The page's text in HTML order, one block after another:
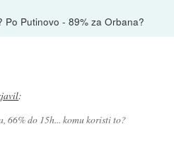
Putinovo - 89% za Orbana?
:
66% do 15h... komu koristi to?